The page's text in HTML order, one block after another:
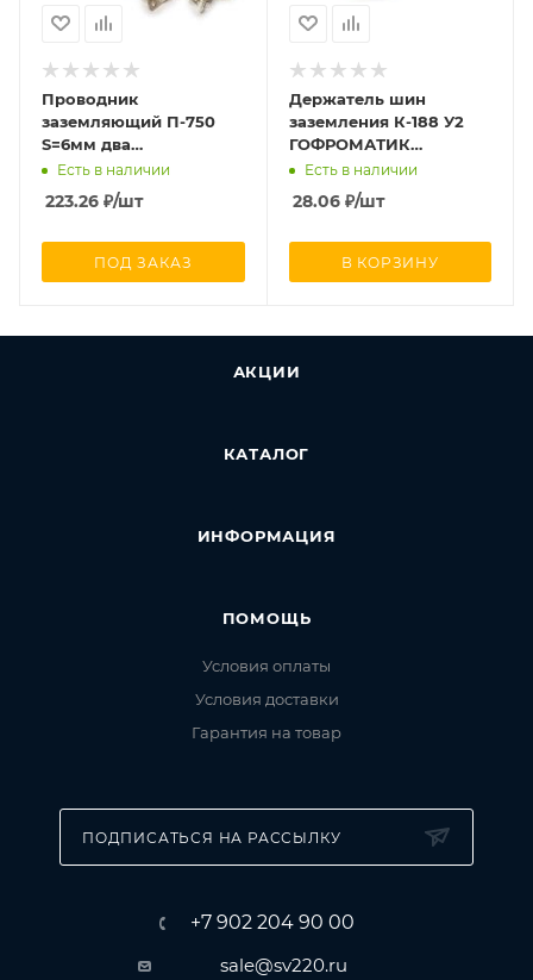
Проводник
заземляющий П-750
S=6мм два
наконечника
ГОФРОМАТИК zeta11230
Есть в наличии
223.26 ₽/шт
ПОД ЗАКАЗ
Держатель шин
заземления К-188 У2
ГОФРОМАТИК
zeta50110
Есть в наличии
28.06₽/шт
В КОРЗИНУ
АКЦИИ
КАТАЛОГ
ИНФОРМАЦИЯ
ПОМОЩЬ
Условия оплаты
Условия доставки
Гарантия на товар
ПОДПИСАТЬСЯ НА РАССЫЛКУ
+7 902 204 90 00
sale@sv220.ru